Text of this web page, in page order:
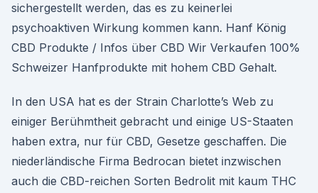
sichergestellt werden, das es zu keinerlei
psychoaktiven Wirkung kommen kann. Hanf König
CBD Produkte / Infos über CBD Wir Verkaufen 100%
Schweizer Hanfprodukte mit hohem CBD Gehalt.
In den USA hat es der Strain Charlotte’s Web zu
einiger Berühmtheit gebracht und einige US-Staaten
haben extra, nur für CBD, Gesetze geschaffen. Die
niederländische Firma Bedrocan bietet inzwischen
auch die CBD-reichen Sorten Bedrolit mit kaum THC